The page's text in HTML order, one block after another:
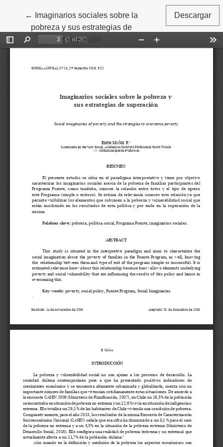
← Volver a los detalles del artículo
Imaginarios sociales sobre la
pobreza y sus estrategias de
superación
Descargar